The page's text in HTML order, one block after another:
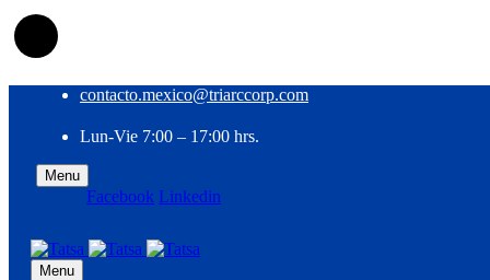
contacto.mexico@triarccorp.com
Lun-Vie 7:00 – 17:00 hrs.
Menu
EN
Facebook Linkedin
Menu